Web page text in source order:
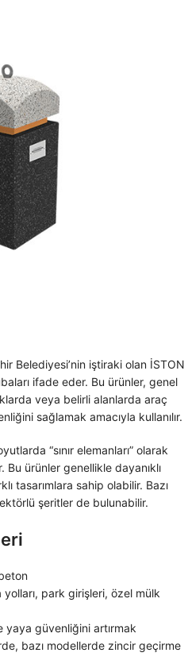
Belediyesi’nin iştiraki olan İSTON
ifade eder. Bu ürünler, genel
veya belirli alanlarda araç
sağlamak amacıyla kullanılır.
“sınır elemanları” olarak
Bu ürünler genellikle dayanıklı
tasarımlara sahip olabilir. Bazı
şeritler de bulunabilir.
yolları, park girişleri, özel mülk
yaya güvenliğini artırmak
bazı modellerde zincir geçirme